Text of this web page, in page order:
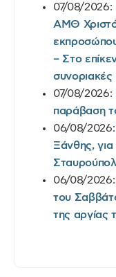
07/08/2026:
ΑΜΘ
– Στο
07/08/2026:
παράβαση
06/08/2026:
Ξάνθης,
06/08/
του
της αργίας